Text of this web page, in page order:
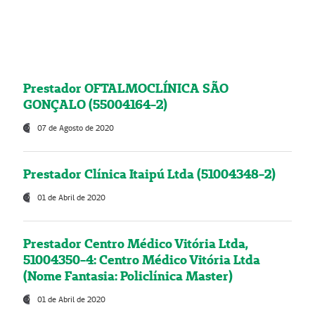
Prestador OFTALMOCLÍNICA SÃO
GONÇALO (55004164-2)
07 de Agosto de 2020
Prestador Clínica Itaipú Ltda (51004348-2)
01 de Abril de 2020
Prestador Centro Médico Vitória Ltda,
51004350-4: Centro Médico Vitória Ltda
(Nome Fantasia: Policlínica Master)
01 de Abril de 2020